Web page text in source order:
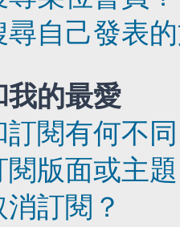
尋自己發表
我的最愛
訂閱有何不
閱版面或主
訂閱？